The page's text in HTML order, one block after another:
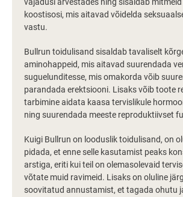
koostisosi, mis aitavad võidelda
vastu.
Bullrun toidulisand sisaldab tavaliselt
aminohappeid, mis aitavad suurendada
suguelunditesse, mis omakorda võib
parandada erektsiooni. Lisaks võib toote
tarbimine aidata kaasa tervislikule
ning suurendada meeste reproduktiivset
Kuigi Bullrun on looduslik toidulisand, on
pidada, et enne selle kasutamist peaks
arstiga, eriti kui teil on olemasolevaid
võtate muid ravimeid. Lisaks on oluline
soovitatud annustamist, et tagada ohutu